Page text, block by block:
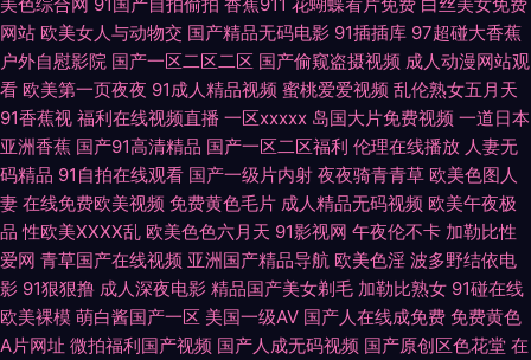
久久 久久大香蕉物业 男人天堂无码 欧美中文伦理片 天天弄日日搞 亚洲人成
小说网 尤物情趣久草 中文字幕国产主播 91九色在线磁力 91线上网站 美国三
级毛片 伊人春婷婷 91cn入口 91丝袜拍拍 97人人摸人人爽 俺五月激情 超碰
成人免费 超碰人人摸人人干 国产91九九 激情桃色大成人 美女福利影院 欧美
日韩在线免费 天堂av资源站 亚州综合15P 91高清系列 97超碰热线 www91
蘑菇 大香蕉伊人网久久 国产区视频在线 黄色污版 久草在线免费色站 欧美午
网站 欧美女人与动物交 国产精品无码电影 91插插库 97超碰大香蕉
户外自慰影院 国产一区二区二区 国产偷窥盗摄视频 成人动漫网站观
看 欧美第一页夜夜 91成人精品视频 蜜桃爱爱视频 乱伦熟女五月天
91香蕉视 福利在线视频直播 一区xxxxx 岛国大片免费视频 一道日本
亚洲香蕉 国产91高清精品 国产一区二区福利 伦理在线播放 人妻无
码精品 91自拍在线观看 国产一级片内射 夜夜骑青青草 欧美色图人
妻 在线免费欧美视频 免费黄色毛片 成人精品无码视频 欧美午夜极
品 性欧美ⅩⅩⅩⅩ乱 欧美色色六月天 91影视网 午夜伦不卡 加勒比性
爱网 青草国产在线视频 亚洲国产精品导航 欧美色淫 波多野结依电
影 91狠狠撸 成人深夜电影 精品国产美女剃毛 加勒比熟女 91碰在线
欧美裸模 萌白酱国产一区 美国一级AV 国产人在线成免费 免费黄色
A片网址 微拍福利国产视频 国产人成无码视频 国产原创区色花堂 在